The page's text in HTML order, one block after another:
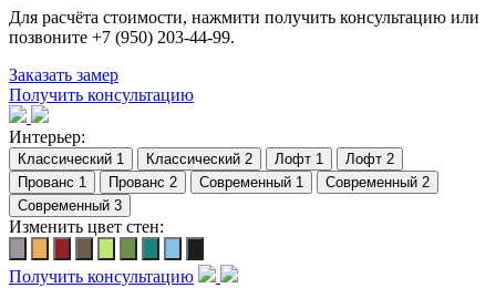
Для расчёта стоимости, нажмити получить консультацию или
позвоните +7 (950) 203-44-99.
Заказать замер
Получить консультацию
Интерьер:
Изменить цвет стен:
Получить консультацию